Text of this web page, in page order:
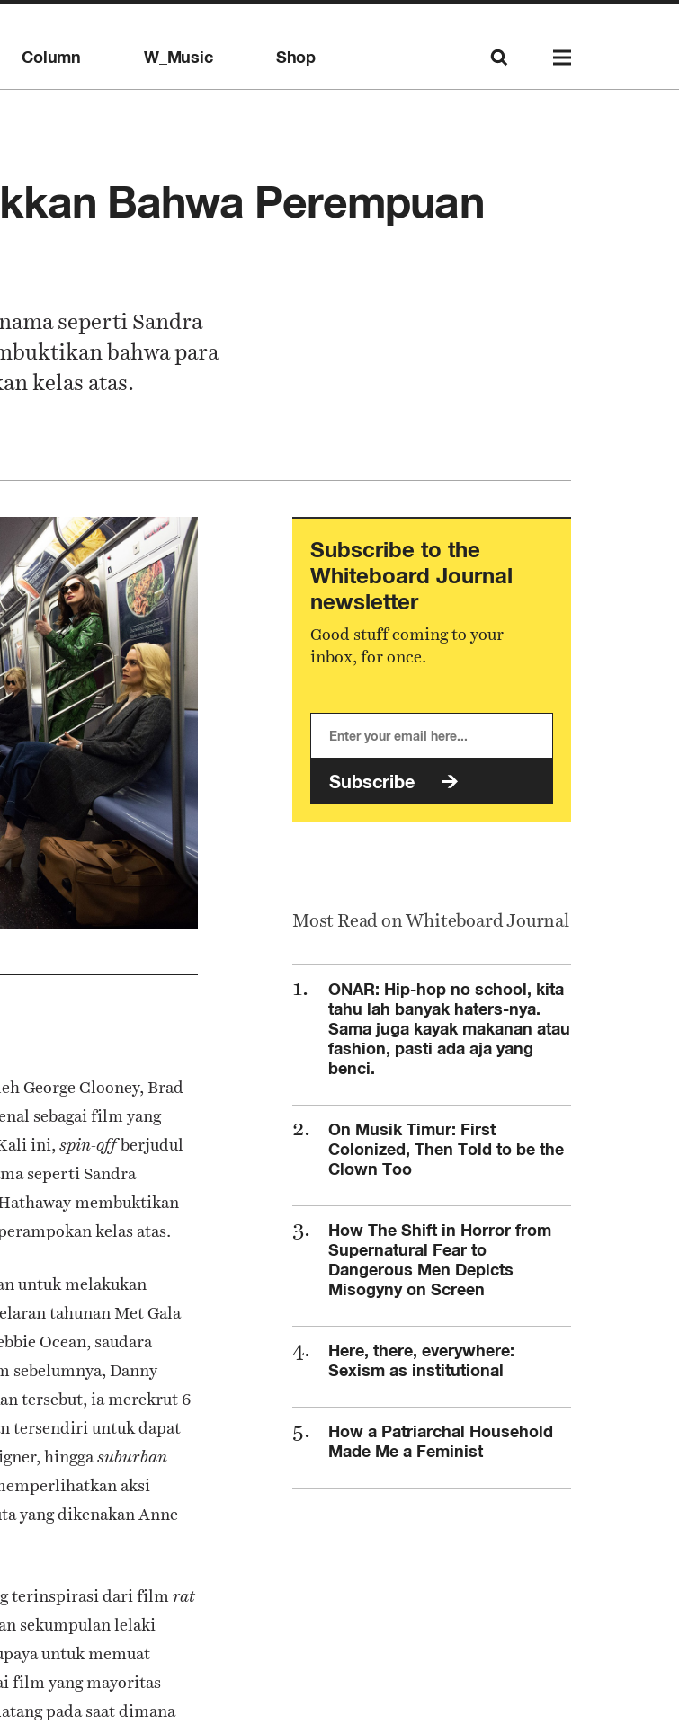
Column W_Music Shop
Bahwa Perempuan
seperti Sandra
bahwa para
kelas atas.
George Clooney, Brad
sebagai film yang
ini, spin-offberjudul
seperti Sandra
membuktikan
kelas atas.
untuk melakukan
tahunan Met Gala
Ocean, saudara
sebelumnya, Danny
tersebut, ia merekrut 6
tersendiri untuk dapat
hinggasuburban
aksi
yang dikenakan Anne
terinspirasi dari filmrat
sekumpulan lelaki
untuk memuat
film yang mayoritas
pada saat dimana
Subscribe to the
Whiteboard Journal
newsletter
Good stuff coming to your
inbox, for once.
Subscribe
Most Read on Whiteboard Journal
ONAR: Hip-hop no school, kita
tahu lah banyak haters-nya.
Sama juga kayak makanan atau
fashion, pasti ada aja yang
benci.
On Musik Timur: First
Colonized, Then Told to be the
Clown Too
How The Shift in Horror from
Supernatural Fear to
Dangerous Men Depicts
Misogyny on Screen
Here, there, everywhere:
Sexism as institutional
How a Patriarchal Household
Made Me a Feminist